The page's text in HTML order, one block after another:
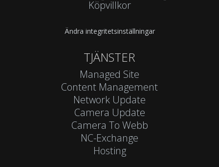
Köpvillkor
Ändra integritetsinställningar
TJÄNSTER
Managed Site
Content Management
Network Update
Camera Update
Camera To Webb
NC-Exchange
Hosting